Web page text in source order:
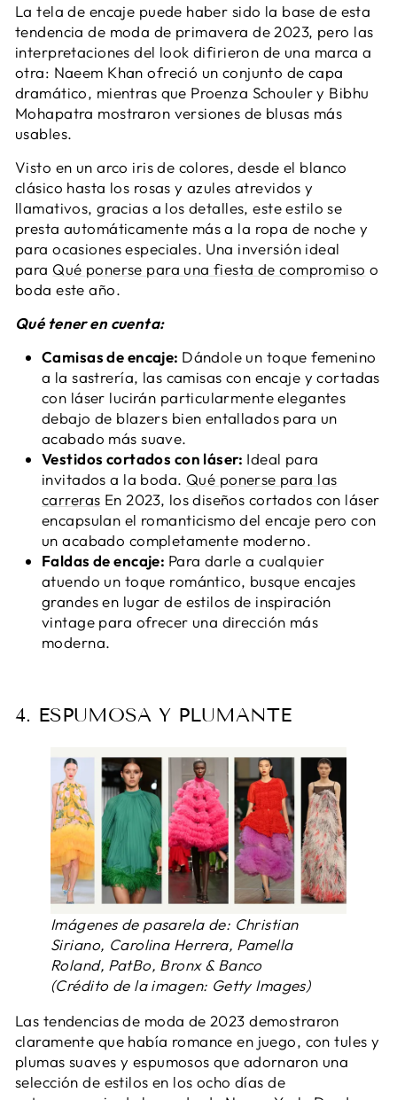
La tela de encaje puede haber sido la base de esta
tendencia de moda de primavera de 2023, pero las
interpretaciones del look difirieron de una marca a
otra: Naeem Khan ofreció un conjunto de capa
dramático, mientras que Proenza Schouler y Bibhu
Mohapatra mostraron versiones de blusas más
usables.
Visto en un arco iris de colores, desde el blanco
clásico hasta los rosas y azules atrevidos y
llamativos, gracias a los detalles, este estilo se
presta automáticamente más a la ropa de noche y
para ocasiones especiales. Una inversión ideal
para Qué ponerse para una fiesta de compromiso o
boda este año.
Qué tener en cuenta:
Camisas de encaje: Dándole un toque femenino
a la sastrería, las camisas con encaje y cortadas
con láser lucirán particularmente elegantes
debajo de blazers bien entallados para un
acabado más suave.
Vestidos cortados con láser: Ideal para
invitados a la boda. Qué ponerse para las
carreras En 2023, los diseños cortados con láser
encapsulan el romanticismo del encaje pero con
un acabado completamente moderno.
Faldas de encaje: Para darle a cualquier
atuendo un toque romántico, busque encajes
grandes en lugar de estilos de inspiración
vintage para ofrecer una dirección más
moderna.
4. ESPUMOSA Y PLUMANTE
Imágenes de pasarela de: Christian
Siriano, Carolina Herrera, Pamella
Roland, PatBo, Bronx & Banco
(Crédito de la imagen: Getty Images)
Las tendencias de moda de 2023 demostraron
claramente que había romance en juego, con tules y
plumas suaves y espumosos que adornaron una
selección de estilos en los ocho días de